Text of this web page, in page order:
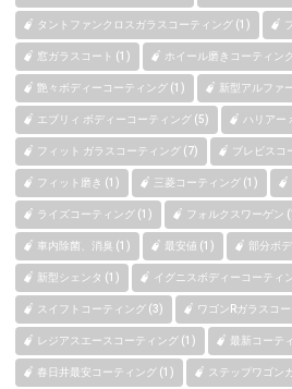
タントファンクロスガラスコーティング (1)
窓ガラスコート (1) ホイール磨きコーティン
艶々ボディーコーティング (1) 新型アルファ
エブリィ ボディーコーティング (5) ハリアー
フィット ガラスコーティング (7) ブレビスコ
フィット磨き (1) 三菱コーティング (1)
ライズコーティング (1) フォルクスワーゲン
車内除菌、消臭 (1) 最安値 (1) 部分ボ
新型シェンタ (1) イグニスボディーコーティ
スイフトコーティング (3) ワゴンRガラスコ
レジアスエースコーティング (1) 最新コーテ
春日井最安コーティング (1) ステップワゴン